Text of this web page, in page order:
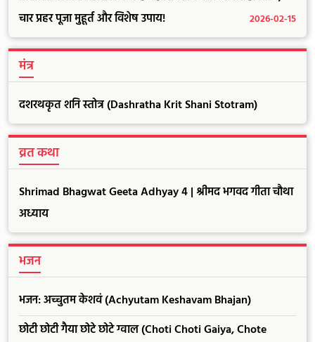
चार प्रहर पूजा मुहूर्त और विशेष उपाय!
2026-02-15
मंत्र
दशरथकृत शनि स्तोत्र (Dashratha Krit Shani Stotram)
व्रत कथा
Shrimad Bhagwat Geeta Adhyay 4 | श्रीमद भगवद गीता चौथा
अध्याय
भजन
भजन: अच्चुतम केशवं (Achyutam Keshavam Bhajan)
छोटी छोटी गैया छोटे छोटे ग्वाल (Choti Choti Gaiya, Chote